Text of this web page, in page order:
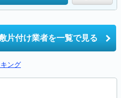
片付け業者を一覧で見る
ング